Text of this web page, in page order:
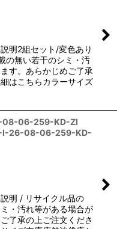
明2組セット/変色あり
の無い若干のシミ・汚
す。あらかじめご了承
はこちらカラーサイズ
08-06-259-KD-ZI
I-26-08-06-259-KD-
明 / リサイクル品の
・汚れ等がある場合が
了承の上ご注文くださ